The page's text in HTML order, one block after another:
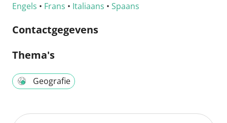
Engels • Frans • Italiaans • Spaans
Contactgegevens
Thema's
Geografie